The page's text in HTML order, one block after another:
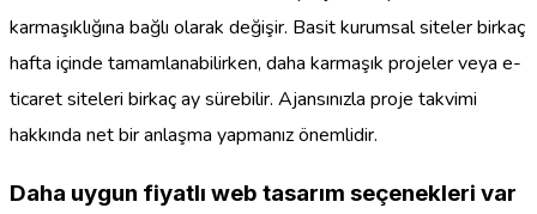
karmaşıklığına bağlı olarak değişir. Basit kurumsal siteler birkaç
hafta içinde tamamlanabilirken, daha karmaşık projeler veya e-
ticaret siteleri birkaç ay sürebilir. Ajansınızla proje takvimi
hakkında net bir anlaşma yapmanız önemlidir.
Daha uygun fiyatlı web tasarım seçenekleri var